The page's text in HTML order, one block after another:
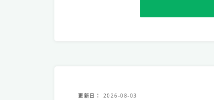
更新日 2026-08-03